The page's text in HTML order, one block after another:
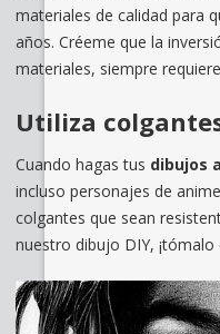
materiales de calidad para
años. Créeme que la
materiales, siempre
Utiliza
Cuando hagas tus dibujos
incluso personajes de
colgantes que sean
nuestro dibujo DIY, ¡tómalo